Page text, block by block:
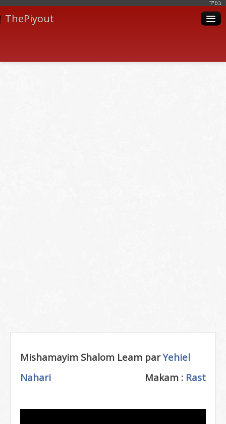
בּס"ד
ThePiyout
Mishamayim Shalom Leam parYehiel
Nahari
Makam : Rast